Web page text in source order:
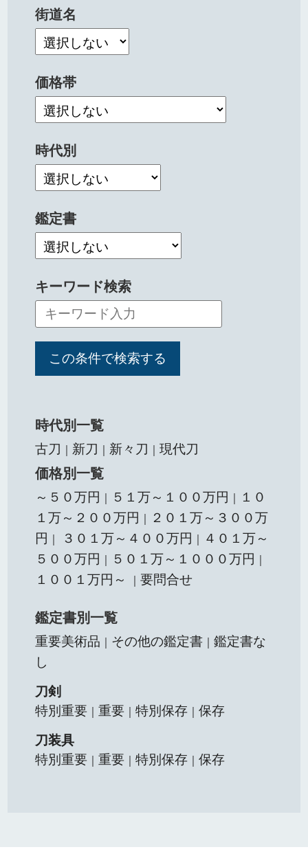
街道名
価格帯
時代別
鑑定書
キーワード検索
時代別一覧
古刀 新刀 新々刀 ｜現代刀
価格別一覧
～５０万円 ５１万～１００万円
１０
１万～２００万円
２０１万～３００万
円
３０１万～４００万円
４０１万～
５００万円
５０１万～１０００万円
１００１万円～ ｜要問合せ
鑑定書別一覧
重要美術品 その他の鑑定書 ｜鑑定書な
し
刀剣
特別重要 ｜重要 ｜特別保存 ｜保存
刀装具
特別重要 ｜重要 ｜特別保存 ｜保存